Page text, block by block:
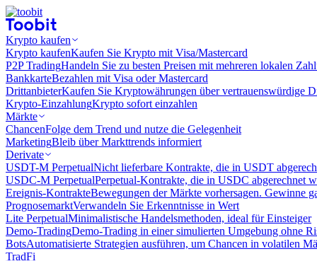
Krypto kaufen
Krypto kaufenKaufen Sie Krypto mit Visa/Mastercard
P2P TradingHandeln Sie zu besten Preisen mit mehreren lokalen
BankkarteBezahlen mit Visa oder Mastercard
DrittanbieterKaufen Sie Kryptowährungen über vertrauenswürdige
Krypto-EinzahlungKrypto sofort einzahlen
Märkte
ChancenFolge dem Trend und nutze die Gelegenheit
MarketingBleib über Markttrends informiert
Derivate
USDT-M PerpetualNicht lieferbare Kontrakte, die in USDT
USDC-M PerpetualPerpetual-Kontrakte, die in USDC abgerechnet
Ereignis-KontrakteBewegungen der Märkte vorhersagen. Gewinne
PrognosemarktVerwandeln Sie Erkenntnisse in Wert
Lite PerpetualMinimalistische Handelsmethoden, ideal für Einsteiger
Demo-TradingDemo-Trading in einer simulierten Umgebung ohne
BotsAutomatisierte Strategien ausführen, um Chancen in volatilen
TradFi